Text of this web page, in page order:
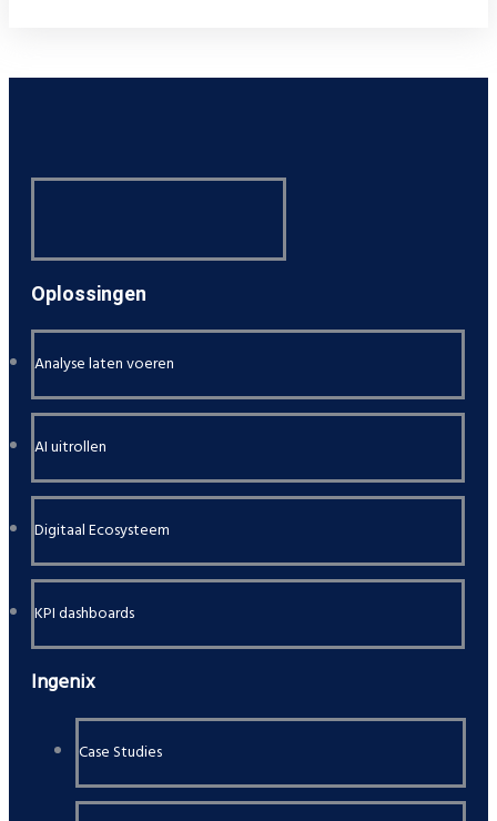
Oplossingen
Analyse laten voeren
AI uitrollen
Digitaal Ecosysteem
KPI dashboards
Ingenix
Case Studies